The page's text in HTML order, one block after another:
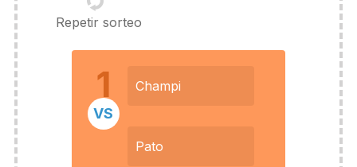
Repetir sorteo
1 Champi
Pato
VS